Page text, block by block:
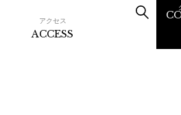
アクセス
ACCESS